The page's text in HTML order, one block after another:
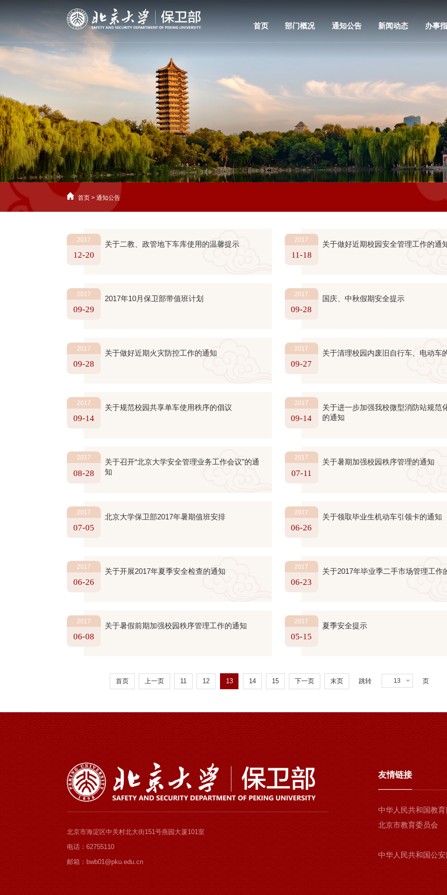
首页 部门概况 通知公告 新闻动态 办事
首页 >通知公告
2017
12-20
关于二教、政管地下车库使用的温馨提示
2017
11-18
关于做好近期校园安全管理工作的通
2017
09-29
2017年10月保卫部带值班计划
2017
09-28
国庆、中秋假期安全提示
2017
09-28
关于做好近期火灾防控工作的通知
2017
09-27
关于清理校园内废旧自行车、电动车
2017
09-14
关于规范校园共享单车使用秩序的倡议
2017
09-14
关于进一步加强我校微型消防站规范
的通知
2017
08-28
关于召开“北京大学安全管理业务工作会议”的通
知
2017
07-11
关于暑期加强校园秩序管理的通知
2017
07-05
北京大学保卫部2017年暑期值班安排
2017
06-26
关于领取毕业生机动车引领卡的通知
2017
06-26
关于开展2017年夏季安全检查的通知
2017
06-23
关于2017年毕业季二手市场管理工作
2017
06-08
关于暑假前期加强校园秩序管理工作的通知
2017
05-15
夏季安全提示
首页 上一页 11 12 13 14 15 下一页 末页 跳转 13 页
北京市海淀区中关村北大街151号燕园大厦101室
电话：62755110
邮箱：bwb01@pku.edu.cn
友情链接
中华人民共和国教育
北京市教育委员会
中华人民共和国公安